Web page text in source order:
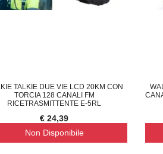
TALKIE DUE VIE LCD 20KM CON
TORCIA 128 CANALI FM
RICETRASMITTENTE E-5RL
€ 24,39
Non Disponibile